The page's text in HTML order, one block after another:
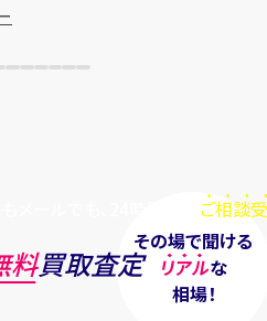
ご相談
その場で聞ける
リアルな
相場！
料買取査定